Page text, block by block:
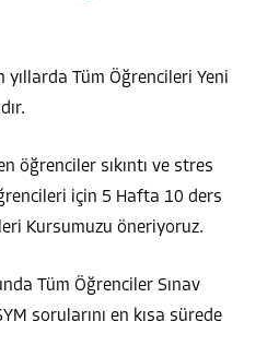
yıllarda Tüm Öğrencileri Yeni
öğrenciler sıkıntı ve stres
için 5 Hafta 10 ders
Kursumuzu öneriyoruz.
Tüm Öğrenciler Sınav
sorularını en kısa sürede